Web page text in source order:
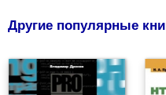
Другие популярные